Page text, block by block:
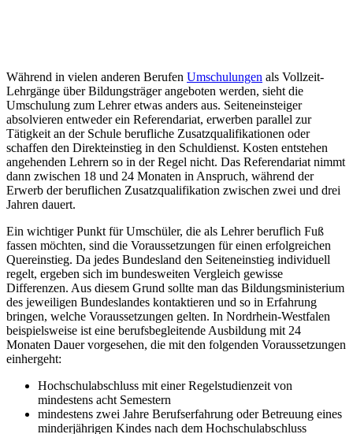
Während in vielen anderen Berufen Umschulungen als Vollzeit-
Lehrgänge über Bildungsträger angeboten werden, sieht die
Umschulung zum Lehrer etwas anders aus. Seiteneinsteiger
absolvieren entweder ein Referendariat, erwerben parallel zur
Tätigkeit an der Schule berufliche Zusatzqualifikationen oder
schaffen den Direkteinstieg in den Schuldienst. Kosten entstehen
angehenden Lehrern so in der Regel nicht. Das Referendariat nimmt
dann zwischen 18 und 24 Monaten in Anspruch, während der
Erwerb der beruflichen Zusatzqualifikation zwischen zwei und drei
Jahren dauert.
Ein wichtiger Punkt für Umschüler, die als Lehrer beruflich Fuß
fassen möchten, sind die Voraussetzungen für einen erfolgreichen
Quereinstieg. Da jedes Bundesland den Seiteneinstieg individuell
regelt, ergeben sich im bundesweiten Vergleich gewisse
Differenzen. Aus diesem Grund sollte man das Bildungsministerium
des jeweiligen Bundeslandes kontaktieren und so in Erfahrung
bringen, welche Voraussetzungen gelten. In Nordrhein-Westfalen
beispielsweise ist eine berufsbegleitende Ausbildung mit 24
Monaten Dauer vorgesehen, die mit den folgenden Voraussetzungen
einhergeht:
Hochschulabschluss mit einer Regelstudienzeit von
mindestens acht Semestern
mindestens zwei Jahre Berufserfahrung oder Betreuung eines
minderjährigen Kindes nach dem Hochschulabschluss